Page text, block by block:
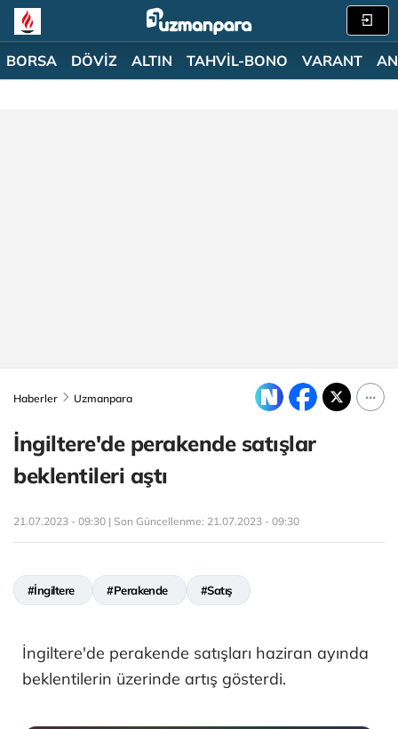
BORSA DÖVİZ ALTIN TAHVİL-BONO VARANT
Haberler Uzmanpara
İngiltere'de perakende satışlar
beklentileri aştı
21.07.2023 - 09:30 | Son Güncellenme: 21.07.2023 - 09:30
#İngiltere #Perakende #Satış
İngiltere'de perakende satışları haziran ayında
beklentilerin üzerinde artış gösterdi.